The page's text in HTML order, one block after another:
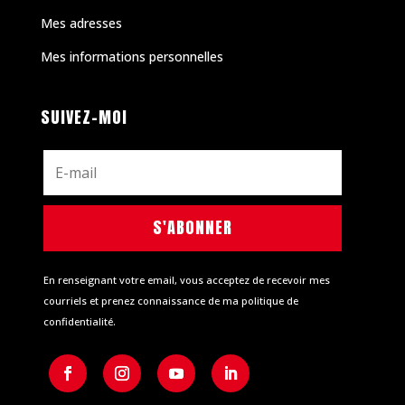
Mes adresses
Mes informations personnelles
SUIVEZ-MOI
S'ABONNER
En renseignant votre email, vous acceptez de recevoir mes
courriels et prenez connaissance de ma politique de
confidentialité.